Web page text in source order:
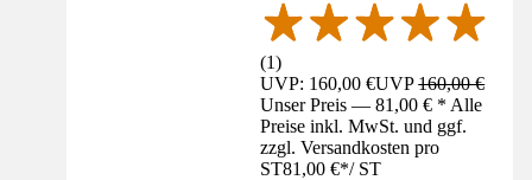
(1)
UVP: 160,00 €UVP160,00 €
Unser Preis — 81,00 € * Alle
Preise inkl. MwSt. und ggf.
zzgl. Versandkosten pro
ST81,00 €*/ ST